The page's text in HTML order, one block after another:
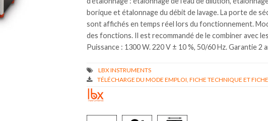
borique et étalonnage du débit de lavage. La porte de
sont affichés en temps réel lors du fonctionnement.
des fonctions. Il est recommandé de le combiner avec
Puissance : 1300 W. 220 V ± 10 %, 50/60 Hz. Garantie 2
TÉLÉCHARGE DU MODE EMPLOI, FICHE TECHNIQUE ET